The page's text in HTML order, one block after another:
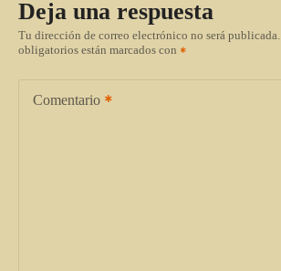
Deja una respuesta
Tu dirección de correo electrónico no será publicada.
obligatorios están marcados con
Comentario